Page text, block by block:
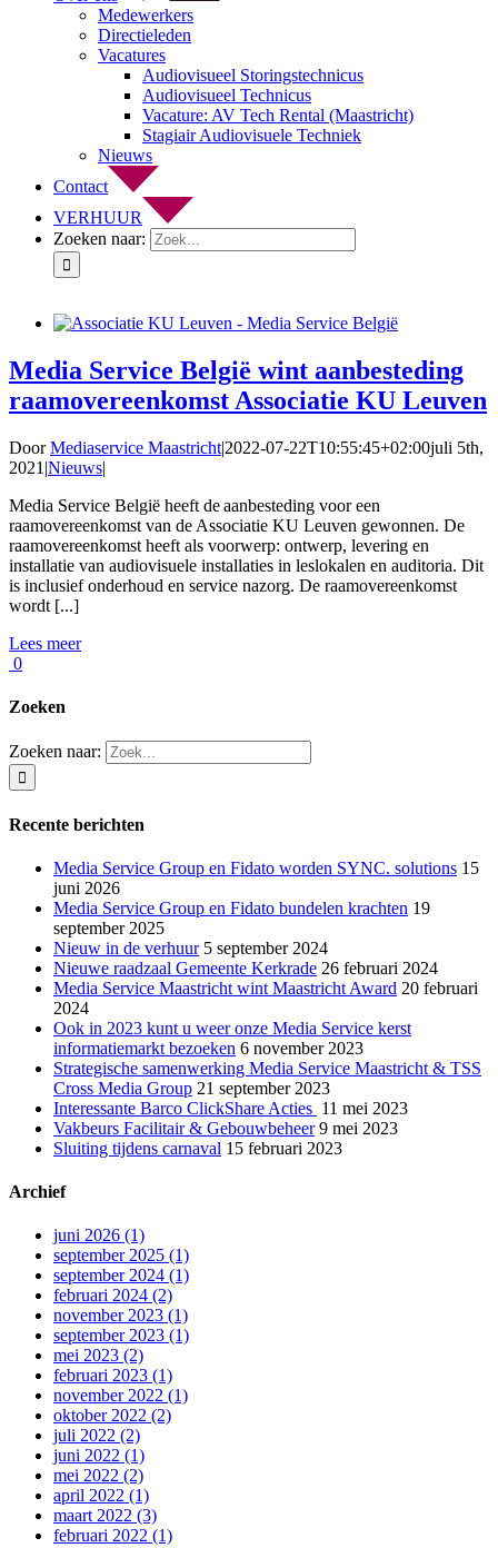
Medewerkers
Directieleden
Vacatures
Audiovisueel Storingstechnicus
Audiovisueel Technicus
Vacature: AV Tech Rental (Maastricht)
Stagiair Audiovisuele Techniek
Nieuws
Contact
VERHUUR
Zoeken naar:
Media Service België wint aanbesteding
raamovereenkomst Associatie KU Leuven
DoorMediaservice Maastricht|2022-07-22T10:55:45+02:00juli 5th,
2021 |Nieuws|
Media Service België heeft de aanbesteding voor een
raamovereenkomst van de Associatie KU Leuven gewonnen. De
raamovereenkomst heeft als voorwerp: ontwerp, levering en
installatie van audiovisuele installaties in leslokalen en auditoria. Dit
is inclusief onderhoud en service nazorg. De raamovereenkomst
wordt [...]
Lees meer
0
Zoeken
Zoeken naar:
Recente berichten
Media Service Group en Fidato worden SYNC. solutions 15
juni 2026
Media Service Group en Fidato bundelen krachten 19
september 2025
Nieuw in de verhuur 5 september 2024
Nieuwe raadzaal Gemeente Kerkrade 26 februari 2024
Media Service Maastricht wint Maastricht Award 20 februari
2024
Ook in 2023 kunt u weer onze Media Service kerst
informatiemarkt bezoeken 6 november 2023
Strategische samenwerking Media Service Maastricht & TSS
Cross Media Group 21 september 2023
Interessante Barco ClickShare Acties 11 mei 2023
Vakbeurs Facilitair & Gebouwbeheer 9 mei 2023
Sluiting tijdens carnaval 15 februari 2023
Archief
juni 2026 (1)
september 2025 (1)
september 2024 (1)
februari 2024 (2)
november 2023 (1)
september 2023 (1)
mei 2023 (2)
februari 2023 (1)
november 2022 (1)
oktober 2022 (2)
juli 2022 (2)
juni 2022 (1)
mei 2022 (2)
april 2022 (1)
maart 2022 (3)
februari 2022 (1)